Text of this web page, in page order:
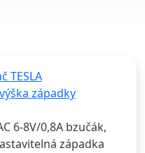
TESLA
západky
6-8V/0,8A bzučák,
západka